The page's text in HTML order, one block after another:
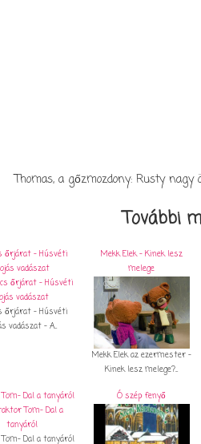
Thomas, a gőzmozdony: Rusty
További
őrjárat - Húsvéti
vadászat
őrjárat - Húsvéti
vadászat - A...
Mekk Elek - Kinek lesz
melege
Mekk Elek az ezermester -
Kinek lesz melege?...
Dal a tanyáról
Dal a tanyáról
Ó szép fenyő